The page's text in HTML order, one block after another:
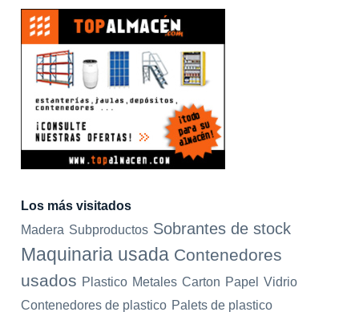
Los más visitados
Madera Subproductos Sobrantes de stock
Maquinaria usada Contenedores
usados Plastico Metales Carton Papel Vidrio
Contenedores de plastico Palets de plastico